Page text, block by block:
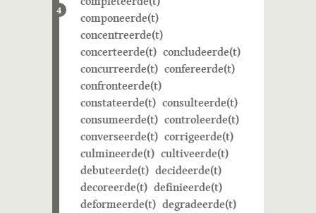
4
componeerde(t)
concentreerde(t)
concerteerde(t) concludeerde(t)
concurreerde(t) confereerde(t)
confronteerde(t)
constateerde(t) consulteerde(t)
consumeerde(t) controleerde(t)
converseerde(t) corrigeerde(t)
culmineerde(t) cultiveerde(t)
debuteerde(t) decideerde(t)
decoreerde(t) definieerde(t)
deformeerde(t) degradeerde(t)